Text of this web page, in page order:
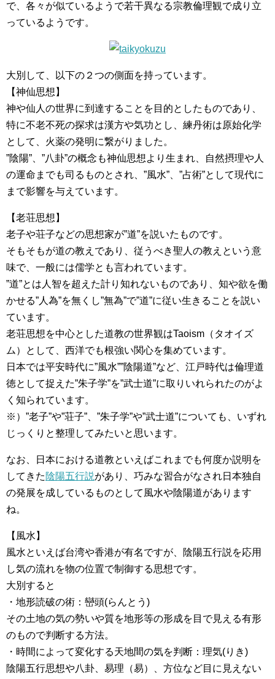
で、各々が似ているようで若干異なる宗教倫理観で成り立
っているようです。
大別して、以下の２つの側面を持っています。
【神仙思想】
神や仙人の世界に到達することを目的としたものであり、
特に不老不死の探求は漢方や気功とし、練丹術は原始化学
として、火薬の発明に繋がりました。
”陰陽”、”八卦”の概念も神仙思想より生まれ、自然摂理や人
の運命までも司るものとされ、”風水”、”占術”として現代に
まで影響を与えています。
【老荘思想】
老子や荘子などの思想家が”道”を説いたものです。
そもそもが道の教えであり、従うべき聖人の教えという意
味で、一般には儒学とも言われています。
”道”とは人智を超えた計り知れないものであり、知や欲を働
かせる”人為”を無くし”無為”で”道”に従い生きることを説い
ています。
老荘思想を中心とした道教の世界観はTaoism（タオイズ
ム）として、西洋でも根強い関心を集めています。
日本では平安時代に”風水””陰陽道”など、江戸時代は倫理道
徳として捉えた”朱子学”を”武士道”に取りいれられたのがよ
く知られています。
※）”老子”や”荘子”、”朱子学”や”武士道”についても、いずれ
じっくりと整理してみたいと思います。
なお、日本における道教といえばこれまでも何度か説明を
してきた 陰陽五行説があり、巧みな習合がなされ日本独自
の発展を成しているものとして風水や陰陽道があります
ね。
【風水】
風水といえば台湾や香港が有名ですが、陰陽五行説を応用
し気の流れを物の位置で制御する思想です。
大別すると
・地形読破の術：巒頭(らんとう)
その土地の気の勢いや質を地形等の形成を目で見える有形
のもので判断する方法。
・時間によって変化する天地間の気を判断：理気(りき)
陰陽五行思想や八卦、易理（易）、方位など目に見えない